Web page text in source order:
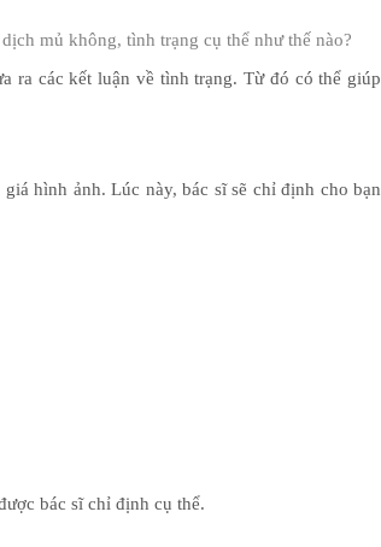
mủ không, tình trạng cụ thể như thế nào?
ra các kết luận về tình trạng. Từ đó có thể giúp
hình ảnh. Lúc này, bác sĩ sẽ chỉ định cho bạn
bác sĩ chỉ định cụ thể.